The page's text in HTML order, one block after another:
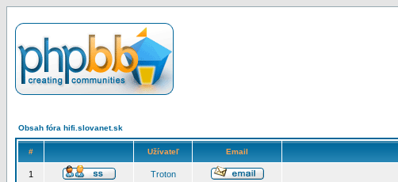
Obsah fóra hifi.slovanet.sk
# Užívateľ Email
1 Troton